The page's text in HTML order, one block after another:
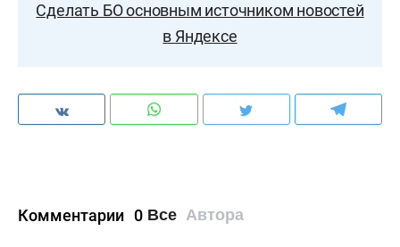
Сделать БО основным источником новостей
в Яндексе
Комментарии 0 Все Автора